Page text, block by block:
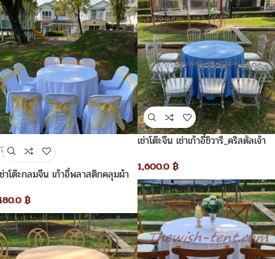
าโต๊ะกลมจีน เก้าอี้พลาสติกคลุมผ้า
฿
เช่าโต๊ะจีน เช่าเก้าอี้ชิวารี_คริสตัลเจ้า
1,600.0 ฿